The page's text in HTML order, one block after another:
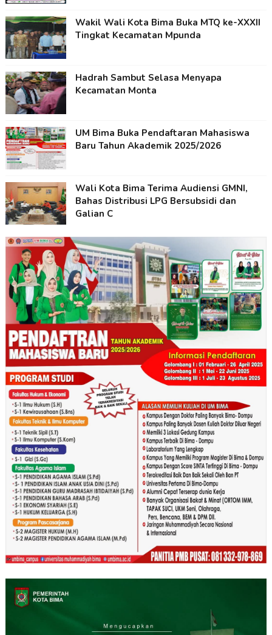
Wakil Wali Kota Bima Buka MTQ ke-XXXII
Tingkat Kecamatan Mpunda
Hadrah Sambut Selasa Menyapa
Kecamatan Monta
UM Bima Buka Pendaftaran Mahasiswa
Baru Tahun Akademik 2025/2026
Wali Kota Bima Terima Audiensi GMNI,
Bahas Distribusi LPG Bersubsidi dan
Galian C